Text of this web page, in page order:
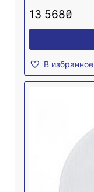
13 568₴
В избранное